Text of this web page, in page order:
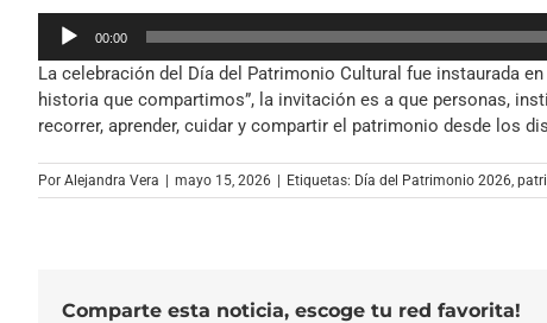
Reproductor
audio
00:00
La celebración del Día del Patrimonio Cultural fue instaurada
historia que compartimos”, la invitación es a que personas,
recorrer, aprender, cuidar y compartir el patrimonio desde los
Por Alejandra Vera | mayo 15, 2026 | Etiquetas: Día del Patrimonio 2026
Comparte esta noticia, escoge tu red favorita!